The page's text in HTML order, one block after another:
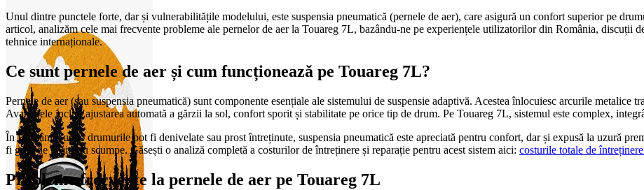
Unul dintre punctele forte, dar și vulnerabilitățile modelului, este suspensia pneumatică (pernele de aer), care asigură un confort superior pe
articol, analizăm cele mai frecvente probleme ale pernelor de aer la Touareg 7L, bazându-ne pe experiențele utilizatorilor din România, discuții
tehnice internaționale.
Ce sunt pernele de aer și cum funcționează pe Touareg 7L?
Pernele de aer (sau suspensia pneumatică) sunt componente esențiale ale sistemului de suspensie adaptivă. Acestea înlocuiesc arcurile metalice
Avantajele includ ajustarea automată a gărzii la sol, confort sporit și stabilitate pe orice tip de drum. Pe Touareg 7L, sistemul este complex,
În România, unde drumurile pot fi denivelate sau prost întreținute, suspensia pneumatică este apreciată pentru confort, dar și expusă la uzură
fi greu de găsit sau scumpe. Găsești o analiză completă a costurilor de întreținere și reparație pentru acest sistem aici: costurile totale de
Probleme frecvente la pernele de aer pe Touareg 7L